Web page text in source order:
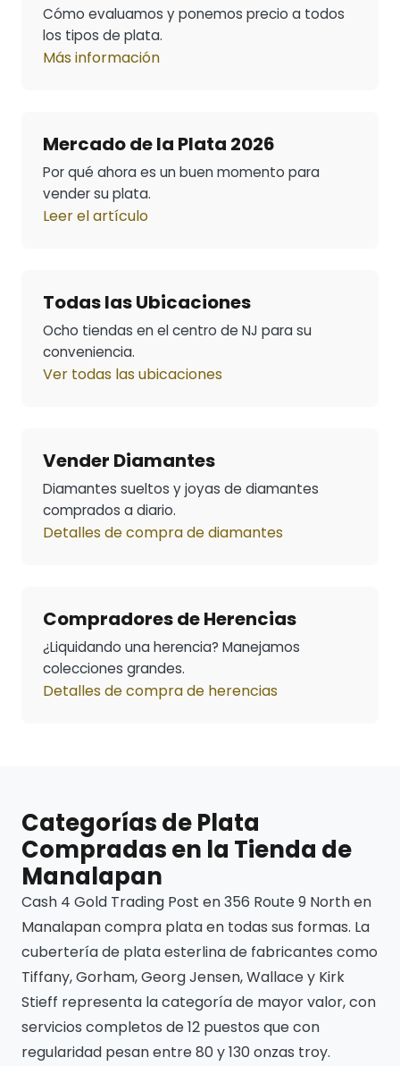
Cómo evaluamos y ponemos precio a todos
los tipos de plata.
Más información
Mercado de la Plata 2026
Por qué ahora es un buen momento para
vender su plata.
Leer el artículo
Todas las Ubicaciones
Ocho tiendas en el centro de NJ para su
conveniencia.
Ver todas las ubicaciones
Vender Diamantes
Diamantes sueltos y joyas de diamantes
comprados a diario.
Detalles de compra de diamantes
Compradores de Herencias
¿Liquidando una herencia? Manejamos
colecciones grandes.
Detalles de compra de herencias
Categorías de Plata
Compradas en la Tienda de
Manalapan
Cash 4 Gold Trading Post en 356 Route 9 North en
Manalapan compra plata en todas sus formas. La
cubertería de plata esterlina de fabricantes como
Tiffany, Gorham, Georg Jensen, Wallace y Kirk
Stieff representa la categoría de mayor valor, con
servicios completos de 12 puestos que con
regularidad pesan entre 80 y 130 onzas troy.